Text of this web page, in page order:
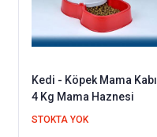
Kedi - Köpek Mama Kabı
4 Kg Mama Haznesi
STOKTA YOK